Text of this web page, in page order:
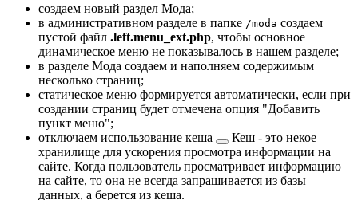
создаем новый раздел Мода;
в административном разделе в папке /moda создаем
пустой файл .left.menu_ext.php, чтобы основное
динамическое меню не показывалось в нашем разделе;
в разделе Мода создаем и наполняем содержимым
несколько страниц;
статическое меню формируется автоматически, если при
создании страниц будет отмечена опция "Добавить
пункт меню";
отключаем использование кеша
Кеш - это некое
хранилище для ускорения просмотра информации на
сайте. Когда пользователь просматривает информацию
на сайте, то она не всегда запрашивается из базы
данных, а берется из кеша.